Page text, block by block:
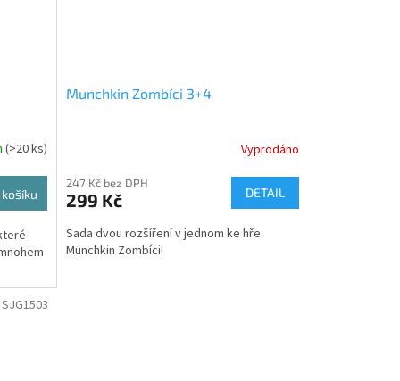
(>20 ks)
košíku
Munchkin Zombíci 3+4
Vyprodáno
247 Kč bez DPH
299 Kč DETAIL
Sada dvou rozšíření v jednom ke hře
Munchkin Zombíci!
SJG1503